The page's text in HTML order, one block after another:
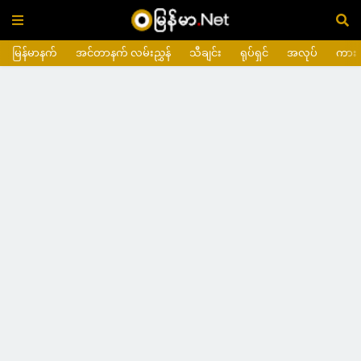
မြန်မာနက် အင်တာနက် လမ်းညွှန် သီချင်း ရုပ်ရှင် အလုပ် ကား